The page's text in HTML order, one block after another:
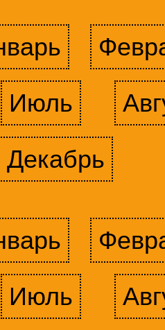
Июль
Декабрь
Июль